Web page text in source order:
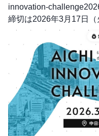
innovation-
締切は2026年3月17日（